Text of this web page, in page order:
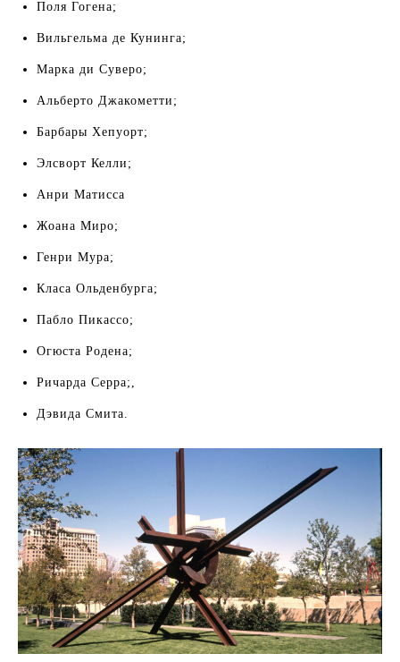
Поля Гогена;
Вильгельма де Кунинга;
Марка ди Суверо;
Альберто Джакометти;
Барбары Хепуорт;
Элсворт Келли;
Анри Матисса
Жоана Миро;
Генри Мура;
Класа Ольденбурга;
Пабло Пикассо;
Огюста Родена;
Ричарда Серра;,
Дэвида Смита.